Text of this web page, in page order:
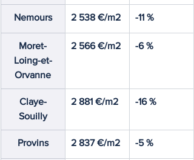
Nemours 2 538 €/m2 -11 %
Moret-
Loing-et-
Orvanne
2 566 €/m2 -6 %
Claye-
Souilly
2 881 €/m2 -16 %
Provins 2 837 €/m2 -5 %